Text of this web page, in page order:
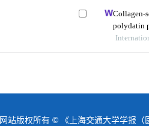
Collagen-
polydatin
and cell
网站版权所有 © 《上海交通大学学报（